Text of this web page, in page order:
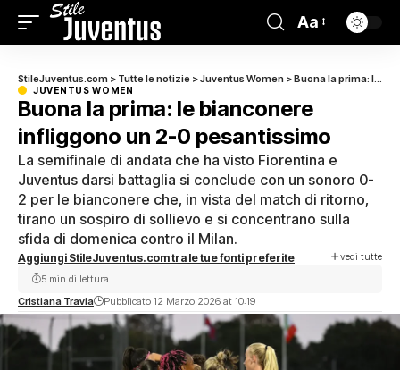
Aa
StileJuventus.com > Tutte le notizie >Juventus Women >Buona la prima: le bianconere infliggono un 2-0 pesantissimo
JUVENTUS WOMEN
Buona la prima: le bianconere
infliggono un 2-0 pesantissimo
La semifinale di andata che ha visto Fiorentina e
Juventus darsi battaglia si conclude con un sonoro 0-
2 per le bianconere che, in vista del match di ritorno,
tirano un sospiro di sollievo e si concentrano sulla
sfida di domenica contro il Milan.
Aggiungi StileJuventus.com tra le tue fonti preferite vedi tutte
Cristiana Travia Pubblicato 12 Marzo 2026 at 10:19
5 min di lettura